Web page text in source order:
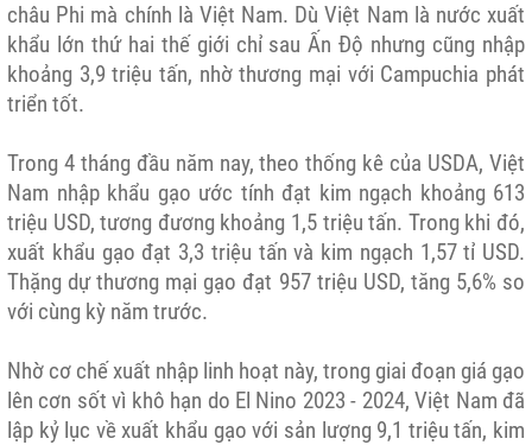
châu Phi mà chính là Việt Nam. Dù Việt Nam là nước xuất
khẩu lớn thứ hai thế giới chỉ sau Ấn Độ nhưng cũng nhập
khoảng 3,9 triệu tấn, nhờ thương mại với Campuchia phát
triển tốt.
Trong 4 tháng đầu năm nay, theo thống kê của USDA, Việt
Nam nhập khẩu gạo ước tính đạt kim ngạch khoảng 613
triệu USD, tương đương khoảng 1,5 triệu tấn. Trong khi đó,
xuất khẩu gạo đạt 3,3 triệu tấn và kim ngạch 1,57 tỉ USD.
Thặng dự thương mại gạo đạt 957 triệu USD, tăng 5,6% so
với cùng kỳ năm trước.
Nhờ cơ chế xuất nhập linh hoạt này, trong giai đoạn giá gạo
lên cơn sốt vì khô hạn do El Nino 2023 - 2024, Việt Nam đã
lập kỷ lục về xuất khẩu gạo với sản lượng 9,1 triệu tấn, kim